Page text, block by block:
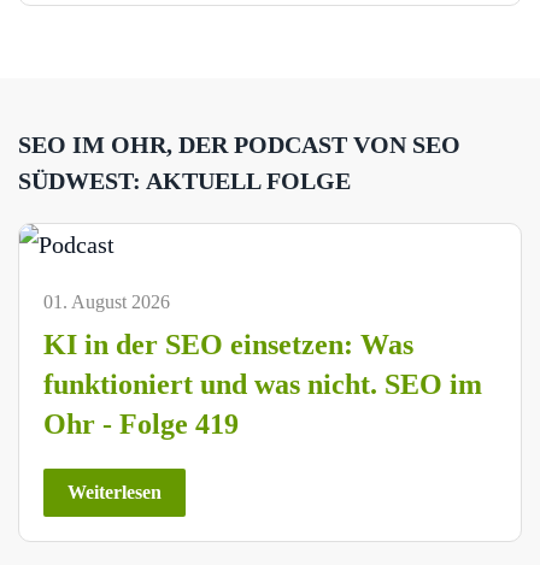
SEO IM OHR, DER PODCAST VON SEO
SÜDWEST: AKTUELL FOLGE
01. August 2026
KI in der SEO einsetzen: Was
funktioniert und was nicht. SEO im
Ohr - Folge 419
Weiterlesen